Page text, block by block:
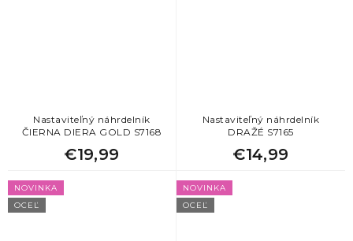
Nastaviteľný náhrdelník
ČIERNA DIERA GOLD S7168
€19,99
Nastaviteľný náhrdelník
DRAŽÉ S7165
€14,99
NOVINKA
OCEĽ
NOVINKA
OCEĽ